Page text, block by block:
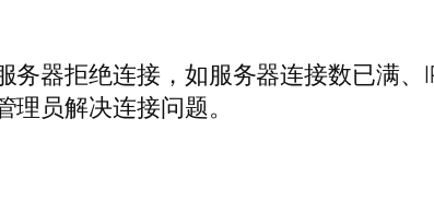
务器拒绝连接，如服务器连接数已满
员解决连接问题。